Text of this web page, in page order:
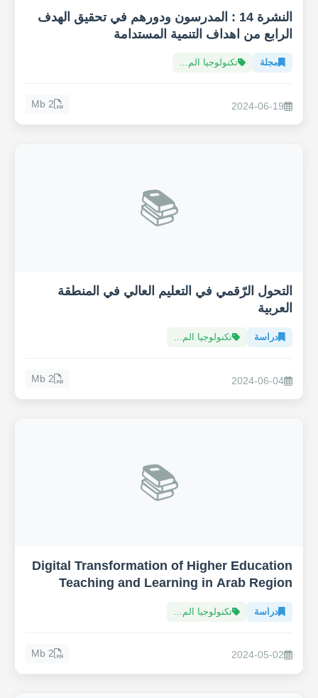
النشرة 14 : المدرسون ودورهم في تحقيق الهدف
الرابع من اهداف التنمية المستدامة
مجلة تكنولوجيا الم...
2024-06-19
2 Mb
📚
التحول الرّقمي في التعليم العالي في المنطقة
العربية
دراسة تكنولوجيا الم...
2024-06-04
2 Mb
📚
Digital Transformation of Higher Education
Teaching and Learning in Arab Region
دراسة تكنولوجيا الم...
2024-05-02
2 Mb